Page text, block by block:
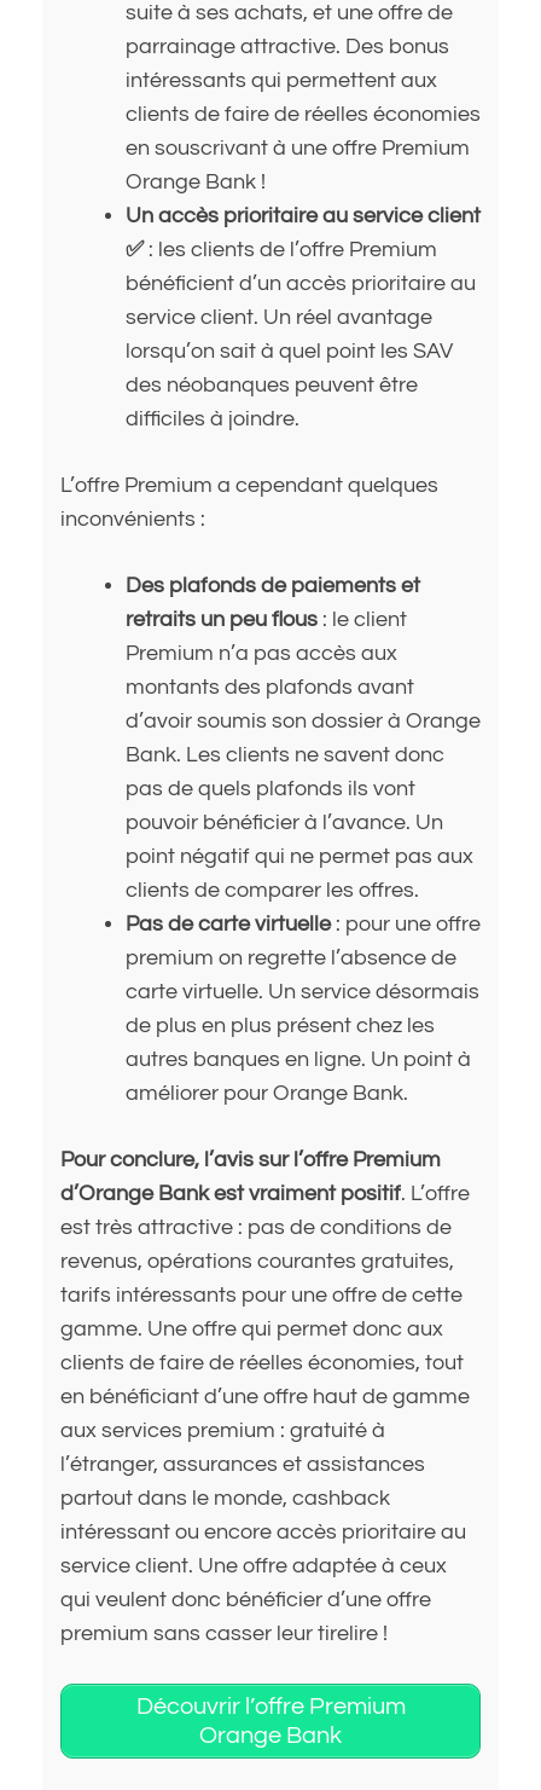
suite à ses achats, et une offre de
parrainage attractive. Des bonus
intéressants qui permettent aux
clients de faire de réelles économies
en souscrivant à une offre Premium
Orange Bank !
Un accès prioritaire au service client
✅: les clients de l’offre Premium
bénéficient d’un accès prioritaire au
service client. Un réel avantage
lorsqu’on sait à quel point les SAV
des néobanques peuvent être
difficiles à joindre.
L’offre Premium a cependant quelques
inconvénients :
Des plafonds de paiements et
retraits un peu flous : le client
Premium n’a pas accès aux
montants des plafonds avant
d’avoir soumis son dossier à Orange
Bank. Les clients ne savent donc
pas de quels plafonds ils vont
pouvoir bénéficier à l’avance. Un
point négatif qui ne permet pas aux
clients de comparer les offres.
Pas de carte virtuelle: pour une offre
premium on regrette l’absence de
carte virtuelle. Un service désormais
de plus en plus présent chez les
autres banques en ligne. Un point à
améliorer pour Orange Bank.
Pour conclure, l’avis sur l’offre Premium
d’Orange Bank est vraiment positif. L’offre
est très attractive : pas de conditions de
revenus, opérations courantes gratuites,
tarifs intéressants pour une offre de cette
gamme. Une offre qui permet donc aux
clients de faire de réelles économies, tout
en bénéficiant d’une offre haut de gamme
aux services premium : gratuité à
l’étranger, assurances et assistances
partout dans le monde, cashback
intéressant ou encore accès prioritaire au
service client. Une offre adaptée à ceux
qui veulent donc bénéficier d’une offre
premium sans casser leur tirelire !
Découvrir l’offre Premium
Orange Bank